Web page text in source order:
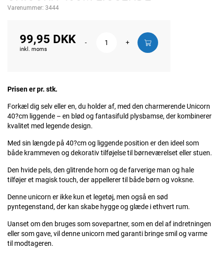
Varenummer: 3444
99,95 DKK
inkl. moms
- +
Prisen er pr. stk.
Forkæl dig selv eller en, du holder af, med den charmerende Unicorn
40?cm liggende – en blød og fantasifuld plysbamse, der kombinerer
kvalitet med legende design.
Med sin længde på 40?cm og liggende position er den ideel som
både krammeven og dekorativ tilføjelse til børneværelset eller stuen.
Den hvide pels, den glitrende horn og de farverige man og hale
tilføjer et magisk touch, der appellerer til både børn og voksne.
Denne unicorn er ikke kun et legetøj, men også en sød
pyntegenstand, der kan skabe hygge og glæde i ethvert rum.
Uanset om den bruges som sovepartner, som en del af indretningen
eller som gave, vil denne unicorn med garanti bringe smil og varme
til modtageren.